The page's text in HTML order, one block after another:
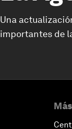
Una
importantes de